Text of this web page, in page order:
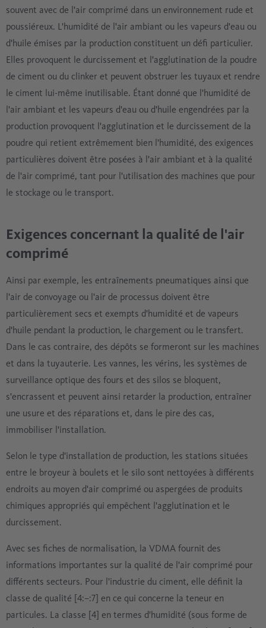
souvent avec de l'air comprimé dans un environnement rude et
poussiéreux. L'humidité de l'air ambiant ou les vapeurs d'eau ou
d'huile émises par la production constituent un défi particulier.
Elles provoquent le durcissement et l'agglutination de la poudre
de ciment ou du clinker et peuvent obstruer les tuyaux et rendre
le ciment lui-même inutilisable. Étant donné que l'humidité de
l'air ambiant et les vapeurs d'eau ou d'huile engendrées par la
production provoquent l'agglutination et le durcissement de la
poudre qui retient extrêmement bien l'humidité, des exigences
particulières doivent être posées à l'air ambiant et à la qualité
de l'air comprimé, tant pour l'utilisation des machines que pour
le stockage ou le transport.
Exigences concernant la qualité de l'air
comprimé
Ainsi par exemple, les entraînements pneumatiques ainsi que
l'air de convoyage ou l'air de processus doivent être
particulièrement secs et exempts d'humidité et de vapeurs
d'huile pendant la production, le chargement ou le transfert.
Dans le cas contraire, des dépôts se formeront sur les machines
et dans la tuyauterie. Les vannes, les vérins, les systèmes de
surveillance optique des fours et des silos se bloquent,
s'encrassent et peuvent ainsi retarder la production, entraîner
une usure et des réparations et, dans le pire des cas,
immobiliser l'installation.
Selon le type d'installation de production, les stations situées
entre le broyeur à boulets et le silo sont nettoyées à différents
endroits au moyen d'air comprimé ou aspergées de produits
chimiques appropriés qui empêchent l'agglutination et le
durcissement.
Avec ses fiches de normalisation, la VDMA fournit des
informations importantes sur la qualité de l'air comprimé pour
différents secteurs. Pour l'industrie du ciment, elle définit la
classe de qualité [4:–:7] en ce qui concerne la teneur en
particules. La classe [4] en termes d'humidité (sous forme de